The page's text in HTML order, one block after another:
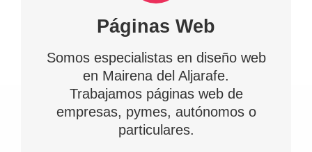
Páginas Web
Somos especialistas en diseño web
en Mairena del Aljarafe.
Trabajamos páginas web de
empresas, pymes, autónomos o
particulares.